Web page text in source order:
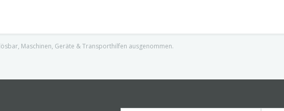
Maschinen, Geräte & Transporthilfen ausgenommen.